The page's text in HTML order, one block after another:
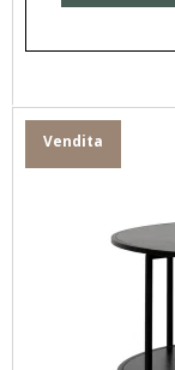
Vendita